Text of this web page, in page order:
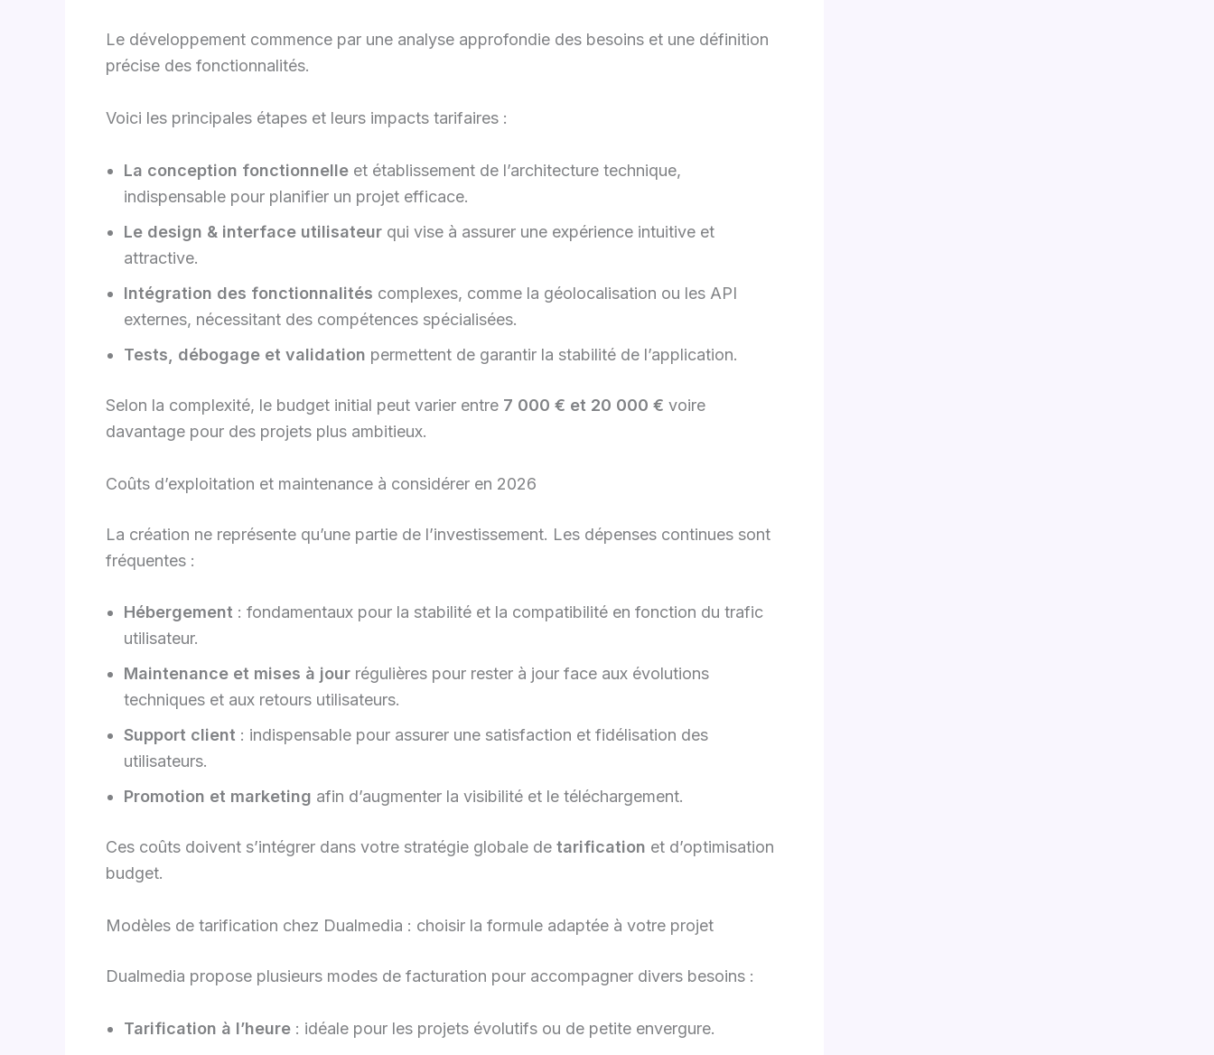
Le développement commence par une analyse approfondie des besoins et une définition
précise des fonctionnalités.
Voici les principales étapes et leurs impacts tarifaires :
La conception fonctionnelle et établissement de l’architecture technique,
indispensable pour planifier un projet efficace.
Le design & interface utilisateur qui vise à assurer une expérience intuitive et
attractive.
Intégration des fonctionnalités complexes, comme la géolocalisation ou les API
externes, nécessitant des compétences spécialisées.
Tests, débogage et validation permettent de garantir la stabilité de l’application.
Selon la complexité, le budget initial peut varier entre 7 000 € et 20 000 € voire
davantage pour des projets plus ambitieux.
Coûts d’exploitation et maintenance à considérer en 2026
La création ne représente qu’une partie de l’investissement. Les dépenses continues sont
fréquentes :
Hébergement : fondamentaux pour la stabilité et la compatibilité en fonction du trafic
utilisateur.
Maintenance et mises à jour régulières pour rester à jour face aux évolutions
techniques et aux retours utilisateurs.
Support client : indispensable pour assurer une satisfaction et fidélisation des
utilisateurs.
Promotion et marketing afin d’augmenter la visibilité et le téléchargement.
Ces coûts doivent s’intégrer dans votre stratégie globale de tarification et d’optimisation
budget.
Modèles de tarification chez Dualmedia : choisir la formule adaptée à votre projet
Dualmedia propose plusieurs modes de facturation pour accompagner divers besoins :
Tarification à l’heure : idéale pour les projets évolutifs ou de petite envergure.